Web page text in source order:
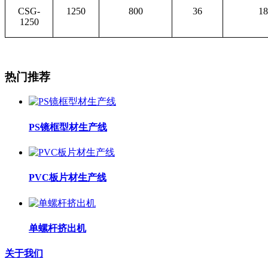
CSG-
1250
1250 800 36 18
热门推荐
PS镜框型材生产线
PVC板片材生产线
单螺杆挤出机
关于我们